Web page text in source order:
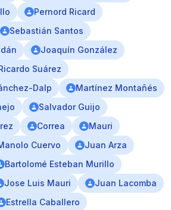
Pernord Ricard
Sebastián Santos
Joaquín González
Suárez
Dalp
Martínez Montañés
Salvador Guijo
Correa
Mauri
Cuervo
Juan Arza
Bartolomé Esteban Murillo
Jose Luis Mauri
Juan Lacomba
Estrella Caballero